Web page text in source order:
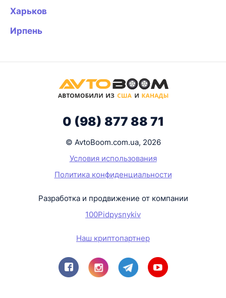
Харьков
Ирпень
0 (98) 877 88 71
© AvtoBoom.com.ua, 2026
Условия использования
Политика конфиденциальности
Разработка и продвижение от компании
100Pidpysnykiv
Наш криптопартнер